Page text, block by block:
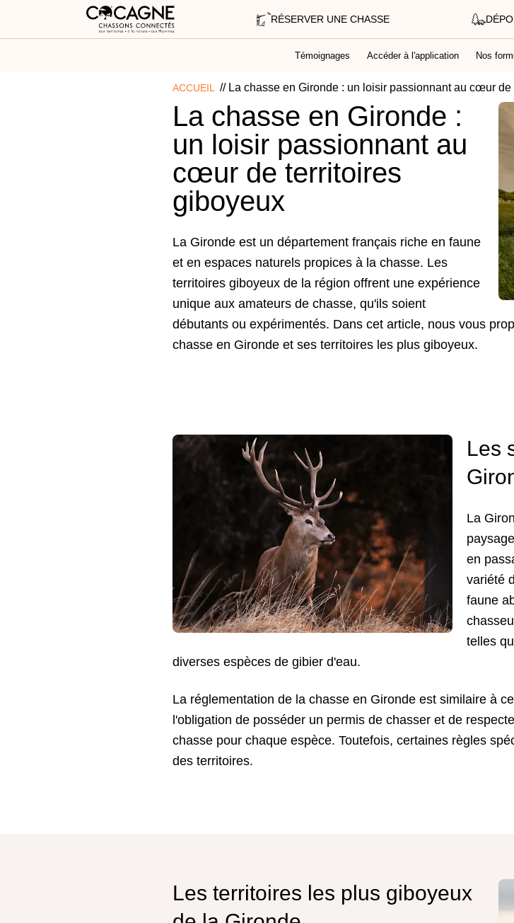
RÉSERVER UNE CHASSE
Témoignages Accéder à l'application Nos
ACCUEIL // La chasse en Gironde : un loisir passionnant au cœur
La chasse en Gironde :
un loisir passionnant au
cœur de territoires
giboyeux
La Gironde est un département français riche en faune
et en espaces naturels propices à la chasse. Les
territoires giboyeux de la région offrent une expérience
unique aux amateurs de chasse, qu'ils soient
débutants ou expérimentés. Dans cet article, nous vous
chasse en Gironde et ses territoires les plus giboyeux.
Les
La
en
variété
faune
telles
diverses espèces de gibier d'eau.
La réglementation de la chasse en Gironde est similaire à
l'obligation de posséder un permis de chasser et de
chasse pour chaque espèce. Toutefois, certaines règles
des territoires.
Les territoires les plus giboyeux